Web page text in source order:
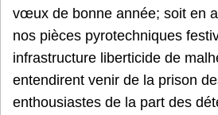
vœux de bonne année; soit en
nos pièces pyrotechniques
infrastructure liberticide de
entendirent venir de la prison
enthousiastes de la part des